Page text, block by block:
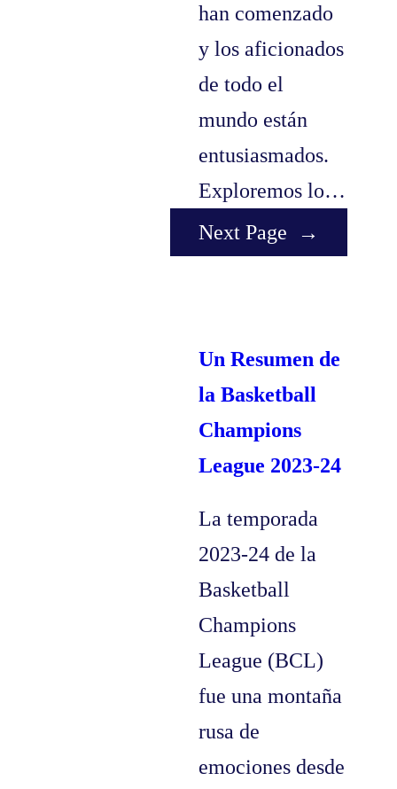
han comenzado
y los aficionados
de todo el
mundo están
entusiasmados.
Exploremos lo…
Next Page
→
Un Resumen de
la Basketball
Champions
League 2023-24
La temporada
2023-24 de la
Basketball
Champions
League (BCL)
fue una montaña
rusa de
emociones desde